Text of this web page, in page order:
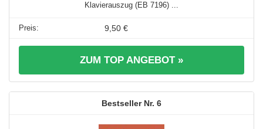
Klavierauszug (EB 7196) ...
9,50 €
ZUM TOP ANGEBOT »
6